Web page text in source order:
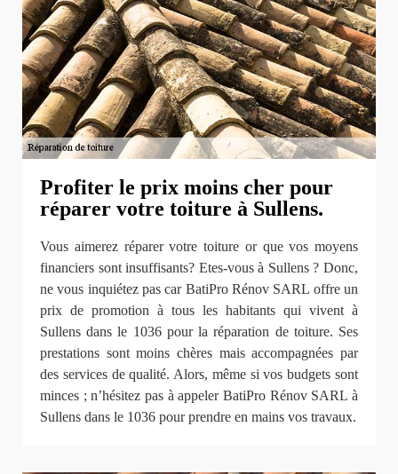
Profiter le prix moins cher pour
réparer votre toiture à Sullens.
Vous aimerez réparer votre toiture or que vos moyens
financiers sont insuffisants? Etes-vous à Sullens ? Donc,
ne vous inquiétez pas car BatiPro Rénov SARL offre un
prix de promotion à tous les habitants qui vivent à
Sullens dans le 1036 pour la réparation de toiture. Ses
prestations sont moins chères mais accompagnées par
des services de qualité. Alors, même si vos budgets sont
minces ; n’hésitez pas à appeler BatiPro Rénov SARL à
Sullens dans le 1036 pour prendre en mains vos travaux.